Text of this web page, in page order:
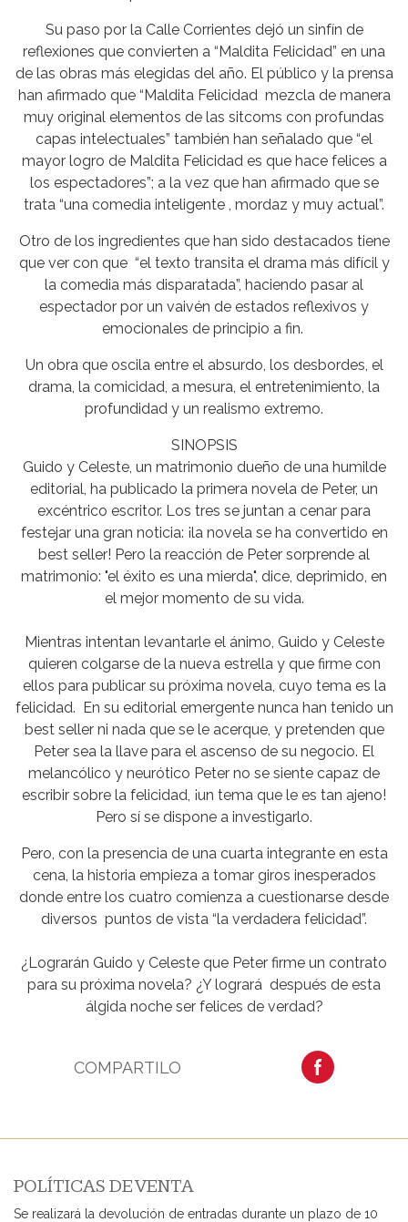
Su paso por la Calle Corrientes dejó un sinfín de
reflexiones que convierten a “Maldita Felicidad” en una
de las obras más elegidas del año. El público y la prensa
han afirmado que “Maldita Felicidad mezcla de manera
muy original elementos de las sitcoms con profundas
capas intelectuales” también han señalado que “el
mayor logro de Maldita Felicidad es que hace felices a
los espectadores”; a la vez que han afirmado que se
trata “una comedia inteligente , mordaz y muy actual”.
Otro de los ingredientes que han sido destacados tiene
que ver con que “el texto transita el drama más difícil y
la comedia más disparatada”, haciendo pasar al
espectador por un vaivén de estados reflexivos y
emocionales de principio a fin.
Un obra que oscila entre el absurdo, los desbordes, el
drama, la comicidad, a mesura, el entretenimiento, la
profundidad y un realismo extremo.
SINOPSIS
Guido y Celeste, un matrimonio dueño de una humilde
editorial, ha publicado la primera novela de Peter, un
excéntrico escritor. Los tres se juntan a cenar para
festejar una gran noticia: ¡la novela se ha convertido en
best seller! Pero la reacción de Peter sorprende al
matrimonio: "el éxito es una mierda", dice, deprimido, en
el mejor momento de su vida.
Mientras intentan levantarle el ánimo, Guido y Celeste
quieren colgarse de la nueva estrella y que firme con
ellos para publicar su próxima novela, cuyo tema es la
felicidad. En su editorial emergente nunca han tenido un
best seller ni nada que se le acerque, y pretenden que
Peter sea la llave para el ascenso de su negocio. El
melancólico y neurótico Peter no se siente capaz de
escribir sobre la felicidad, ¡un tema que le es tan ajeno!
Pero sí se dispone a investigarlo.
Pero, con la presencia de una cuarta integrante en esta
cena, la historia empieza a tomar giros inesperados
donde entre los cuatro comienza a cuestionarse desde
diversos puntos de vista “la verdadera felicidad”.
¿Lograrán Guido y Celeste que Peter firme un contrato
para su próxima novela? ¿Y logrará después de esta
álgida noche ser felices de verdad?
COMPARTILO
POLÍTICAS DE VENTA
Se realizará la devolución de entradas durante un plazo de 10